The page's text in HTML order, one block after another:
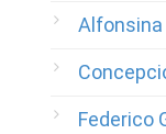
Alfonsina
Federico